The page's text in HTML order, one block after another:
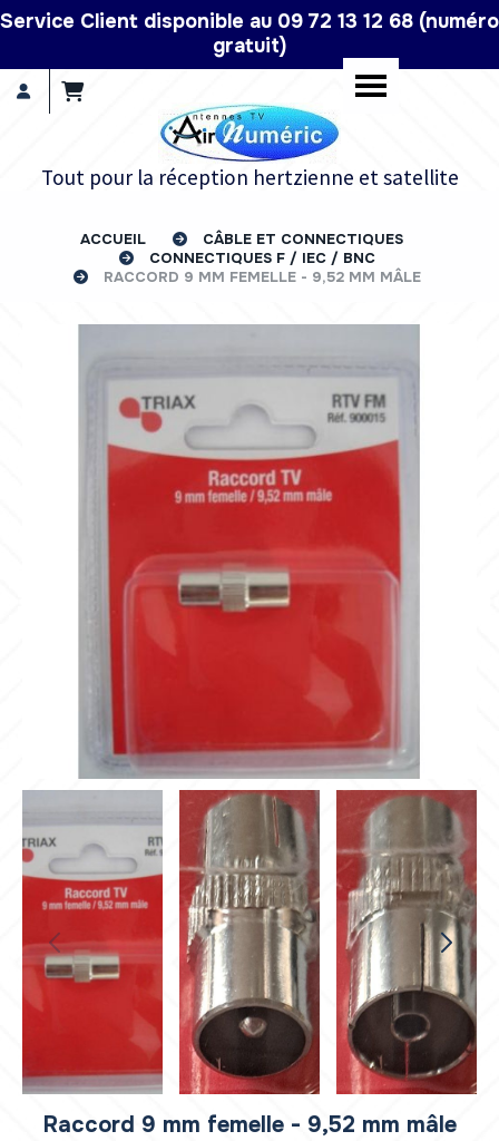
Service Client disponible au 09 72 13 12 68 (numéro
gratuit)
Tout pour la réception hertzienne et satellite
ACCUEIL
CÂBLE ET CONNECTIQUES
CONNECTIQUES F / IEC / BNC
RACCORD 9 MM FEMELLE - 9,52 MM MÂLE
Raccord 9 mm femelle - 9,52 mm mâle